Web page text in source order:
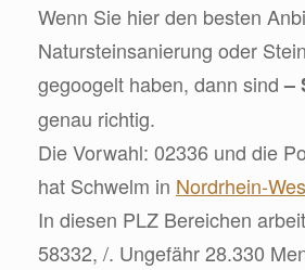
Wenn Sie hier den besten
Natursteinsanierung oder
gegoogelt haben, dann sind–
genau richtig.
Die Vorwahl: 02336 und die
hat Schwelm in Nordrhein-
In diesen PLZ Bereichen
58332, /. Ungefähr 28.330